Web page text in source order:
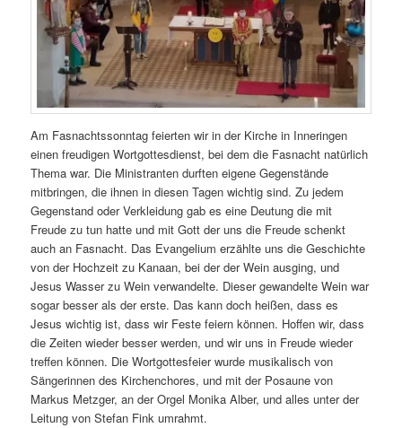
Am Fasnachtssonntag feierten wir in der Kirche in Inneringen
einen freudigen Wortgottesdienst, bei dem die Fasnacht natürlich
Thema war. Die Ministranten durften eigene Gegenstände
mitbringen, die ihnen in diesen Tagen wichtig sind. Zu jedem
Gegenstand oder Verkleidung gab es eine Deutung die mit
Freude zu tun hatte und mit Gott der uns die Freude schenkt
auch an Fasnacht. Das Evangelium erzählte uns die Geschichte
von der Hochzeit zu Kanaan, bei der der Wein ausging, und
Jesus Wasser zu Wein verwandelte. Dieser gewandelte Wein war
sogar besser als der erste. Das kann doch heißen, dass es
Jesus wichtig ist, dass wir Feste feiern können. Hoffen wir, dass
die Zeiten wieder besser werden, und wir uns in Freude wieder
treffen können. Die Wortgottesfeier wurde musikalisch von
Sängerinnen des Kirchenchores, und mit der Posaune von
Markus Metzger, an der Orgel Monika Alber, und alles unter der
Leitung von Stefan Fink umrahmt.